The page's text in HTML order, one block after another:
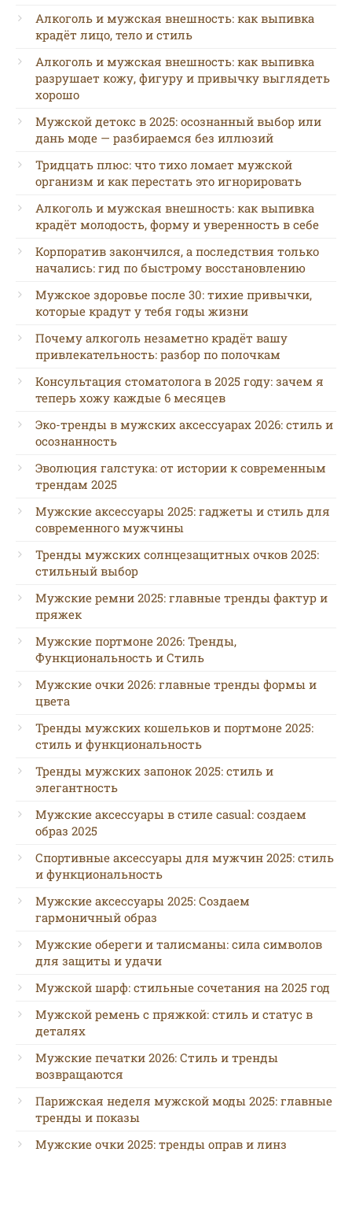
Алкоголь и мужская внешность: как выпивка
крадёт лицо, тело и стиль
Алкоголь и мужская внешность: как выпивка
разрушает кожу, фигуру и привычку выглядеть
хорошо
Мужской детокс в 2025: осознанный выбор или
дань моде — разбираемся без иллюзий
Тридцать плюс: что тихо ломает мужской
организм и как перестать это игнорировать
Алкоголь и мужская внешность: как выпивка
крадёт молодость, форму и уверенность в себе
Корпоратив закончился, а последствия только
начались: гид по быстрому восстановлению
Мужское здоровье после 30: тихие привычки,
которые крадут у тебя годы жизни
Почему алкоголь незаметно крадёт вашу
привлекательность: разбор по полочкам
Консультация стоматолога в 2025 году: зачем я
теперь хожу каждые 6 месяцев
Эко-тренды в мужских аксессуарах 2026: стиль и
осознанность
Эволюция галстука: от истории к современным
трендам 2025
Мужские аксессуары 2025: гаджеты и стиль для
современного мужчины
Тренды мужских солнцезащитных очков 2025:
стильный выбор
Мужские ремни 2025: главные тренды фактур и
пряжек
Мужские портмоне 2026: Тренды,
Функциональность и Стиль
Мужские очки 2026: главные тренды формы и
цвета
Тренды мужских кошельков и портмоне 2025:
стиль и функциональность
Тренды мужских запонок 2025: стиль и
элегантность
Мужские аксессуары в стиле casual: создаем
образ 2025
Спортивные аксессуары для мужчин 2025: стиль
и функциональность
Мужские аксессуары 2025: Создаем
гармоничный образ
Мужские обереги и талисманы: сила символов
для защиты и удачи
Мужской шарф: стильные сочетания на 2025 год
Мужской ремень с пряжкой: стиль и статус в
деталях
Мужские печатки 2026: Стиль и тренды
возвращаются
Парижская неделя мужской моды 2025: главные
тренды и показы
Мужские очки 2025: тренды оправ и линз